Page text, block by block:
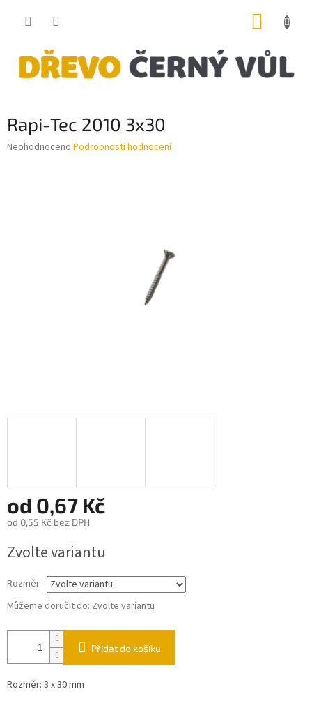
Rapi-Tec 2010 3x30
Průměrné
Neohodnoceno Podrobnosti hodnocení
od 0,67 Kč
od 0,55 Kč bez DPH
cena:
Zvolte variantu
Rozměr
Můžeme doručit do: Zvolte variantu
Přidat do košíku
Rozměr: 3 x 30 mm